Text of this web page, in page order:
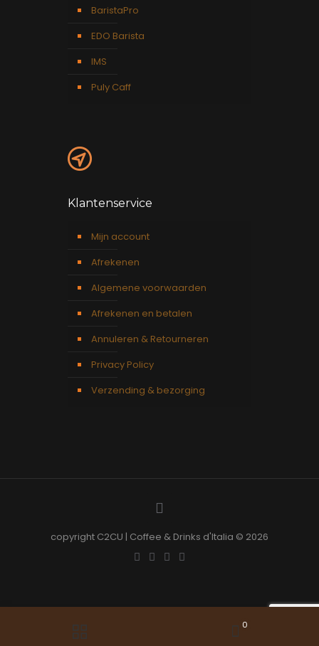
BaristaPro
EDO Barista
IMS
Puly Caff
Klantenservice
Mijn account
Afrekenen
Algemene voorwaarden
Afrekenen en betalen
Annuleren & Retourneren
Privacy Policy
Verzending & bezorging
copyright C2CU | Coffee & Drinks d'Italia © 2026
0